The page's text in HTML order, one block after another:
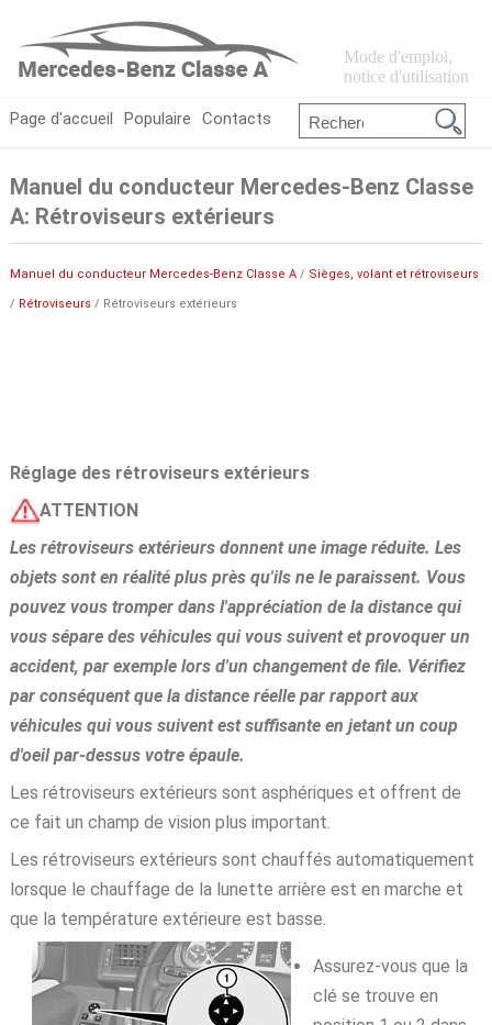
Mode d'emploi,
notice d'utilisation
Page d'accueil Populaire Contacts
Manuel du conducteur Mercedes-Benz Classe
A: Rétroviseurs extérieurs
Manuel du conducteur Mercedes-Benz Classe A/ Sièges, volant et rétroviseurs
/ Rétroviseurs / Rétroviseurs extérieurs
Réglage des rétroviseurs extérieurs
ATTENTION
Les rétroviseurs extérieurs donnent une image réduite. Les
objets sont en réalité plus près qu'ils ne le paraissent. Vous
pouvez vous tromper dans l'appréciation de la distance qui
vous sépare des véhicules qui vous suivent et provoquer un
accident, par exemple lors d'un changement de file. Vérifiez
par conséquent que la distance réelle par rapport aux
véhicules qui vous suivent est suffisante en jetant un coup
d'oeil par-dessus votre épaule.
Les rétroviseurs extérieurs sont asphériques et offrent de
ce fait un champ de vision plus important.
Les rétroviseurs extérieurs sont chauffés automatiquement
lorsque le chauffage de la lunette arrière est en marche et
que la température extérieure est basse.
Assurez-vous que la
clé se trouve en